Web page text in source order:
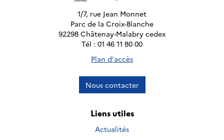
1/7, rue Jean Monnet
Parc de la Croix-Blanche
92298 Châtenay-Malabry cedex
Tél : 01 46 11 80 00
Plan d'accès
Nous contacter
Liens utiles
Actualités